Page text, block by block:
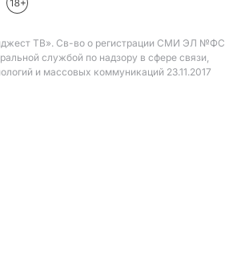
ТВ». Св-во о регистрации СМИ ЭЛ №ФС
службой по надзору в сфере связи,
и массовых коммуникаций 23.11.2017